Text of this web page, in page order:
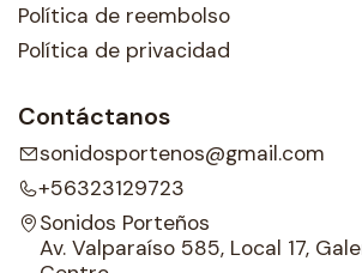
Política de reembolso
Política de privacidad
Contáctanos
sonidosportenos@gmail.com
+56323129723
Sonidos Porteños
Av. Valparaíso 585, Local 17,